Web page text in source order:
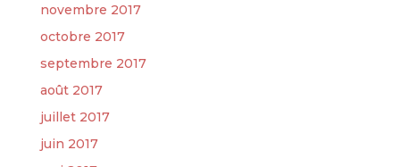
novembre 2017
octobre 2017
septembre 2017
août 2017
juillet 2017
juin 2017